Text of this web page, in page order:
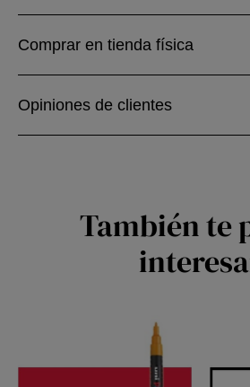
Comprar en tienda física
Opiniones de clientes
También te